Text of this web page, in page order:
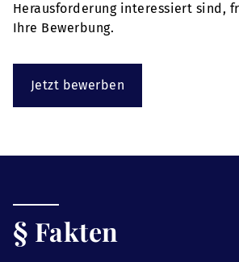
Herausforderung interessiert sind,
Ihre Bewerbung.
Jetzt bewerben
§ Fakten